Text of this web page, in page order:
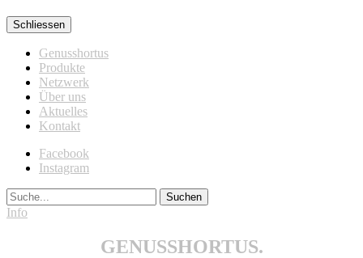
Schliessen
Genusshortus
Produkte
Netzwerk
Über uns
Aktuelles
Kontakt
Facebook
Instagram
Suche
Info
GENUSSHORTUS.